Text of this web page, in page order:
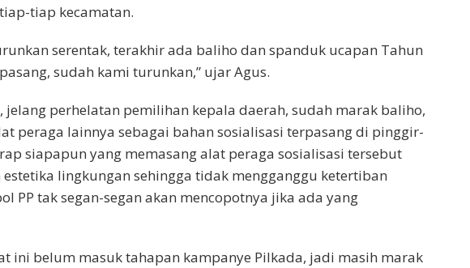
tiap kecamatan.
serentak, terakhir ada baliho dan spanduk ucapan Tahun
sudah kami turunkan,” ujar Agus.
jelang perhelatan pemilihan kepala daerah, sudah marak baliho,
peraga lainnya sebagai bahan sosialisasi terpasang di pinggir-
siapapun yang memasang alat peraga sosialisasi tersebut
lingkungan sehingga tidak mengganggu ketertiban
PP tak segan-segan akan mencopotnya jika ada yang
ini belum masuk tahapan kampanye Pilkada, jadi masih marak